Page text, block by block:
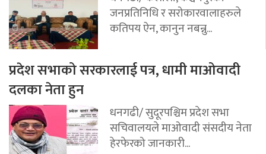
जनप्रतिनिधि र सरोकारवालाहरुले
कतिपय ऐन, कानुन नबन्नु...
प्रदेश सभाको सरकारलाई पत्र, धामी माओवादी
दलका नेता हुन
धनगढी/ सुदूरपश्चिम प्रदेश सभा
सचिवालयले माओवादी संसदीय नेता
हेरफेरको जानकारी...